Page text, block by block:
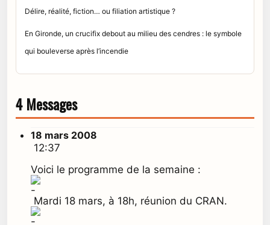
Délire, réalité, fiction… ou filiation artistique ?
En Gironde, un crucifix debout au milieu des cendres : le symbole
qui bouleverse après l’incendie
4 Messages
18 mars 2008
12:37
Voici le programme de la semaine :
Mardi 18 mars, à 18h, réunion du CRAN.